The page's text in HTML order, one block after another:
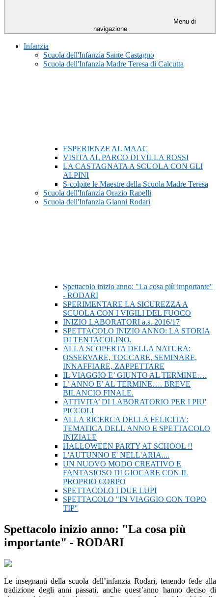
Menu di
navigazione
Infanzia
Scuola dell'Infanzia Sante Castagno
Scuola dell'Infanzia Madre Teresa di Calcutta
ESPERIENZE AL MAAC
VISITA AL PARCO DI VILLA ROSSI
LA CASTAGNATA A SCUOLA CON GLI
ALPINI
S-colpite le Maestre della Scuola Madre Teresa
Scuola dell'Infanzia Orazio Rapelli
Scuola dell'Infanzia Gianni Rodari
Spettacolo inizio anno: "La cosa più importante"
- RODARI
SPERIMENTARE LA SICUREZZA A
SCUOLA CON I VIGILI DEL FUOCO
INIZIO LABORATORI a.s. 2016/17
SPETTACOLO INIZIO ANNO: LA STORIA
DI TENTACOLINO.
ALLA SCOPERTA DELLA NATURA:
OSSERVARE, TOCCARE, SEMINARE,
INNAFFIARE, ZAPPETTARE
IL VIAGGIO E’ GIUNTO AL TERMINE….
L’ ANNO E’ AL TERMINE…. BREVE
BILANCIO FINALE.
ATTIVITA’ DI LABORATORIO PER I PIU'
PICCOLI
ALLA RICERCA DELLA FELICITA':
TEMATICA DELL'ANNO E SPETTACOLO
INIZIALE
HALLOWEEN PARTY AT SCHOOL !!
L'AUTUNNO E' NELL'ARIA....
UN NUOVO MODO CREATIVO E
FANTASIOSO DI GIOCARE CON IL
PROPRIO CORPO
SPETTACOLO I DUE LUPI
SPETTACOLO "IN VIAGGIO CON TOPO
TIP"
Spettacolo inizio anno: "La cosa più
importante" - RODARI
Le insegnanti della scuola dell’infanzia Rodari, tenendo fede alla
tradizione degli anni passati, anche quest’anno hanno deciso di